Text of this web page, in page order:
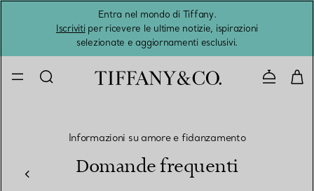
Entra nel mondo di Tiffany.
Iscrivitiper ricevere le ultime notizie, ispirazioni
selezionate e aggiornamenti esclusivi.
Informazioni su amore e fidanzamento
Domande frequenti